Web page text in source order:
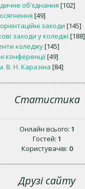
об'єднання [102]
[49]
заходи [145]
заходи у коледжі [188]
коледжу[145]
конференції[49]
В. Н. Каразіна [84]
Статистика
Онлайн всього: 1
Гостей: 1
Користувачів: 0
Друзі сайту